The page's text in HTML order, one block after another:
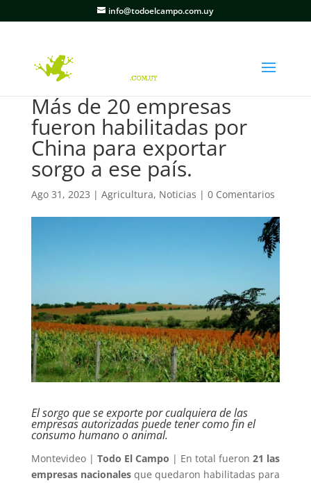
info@todoelcampo.com.uy
Más de 20 empresas
fueron habilitadas por
China para exportar
sorgo a ese país.
Ago 31, 2023 | Agricultura, Noticias | 0 Comentarios
El sorgo que se exporte por cualquiera de las
empresas autorizadas puede tener como fin el
consumo humano o animal.
Montevideo | Todo El Campo | En total fueron 21 las
empresas nacionalesque quedaron habilitadas para